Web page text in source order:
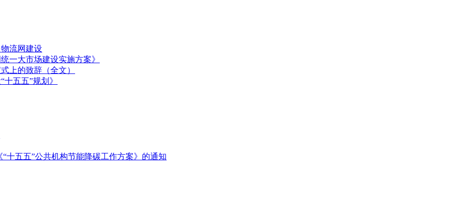
流网建设
一大市场建设实施方案》
上的致辞（全文）
五五”规划》
十五五”公共机构节能降碳工作方案》的通知